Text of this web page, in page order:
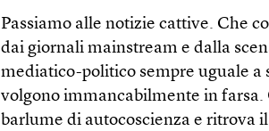
Passiamo alle notizie cattive. Che
dai giornali mainstream e dalla
mediatico-politico sempre uguale a
volgono immancabilmente in
barlume di autocoscienza e ritrova